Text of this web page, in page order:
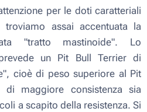
per le doti caratteriali
assai accentuata la
"tratto mastinoide". Lo
un Pit Bull Terrier di
cioè di peso superiore al Pit
di maggiore consistenza sia
a scapito della resistenza. Si